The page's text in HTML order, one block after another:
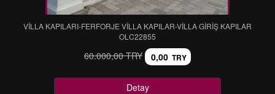
VİLLA KAPILARI-FERFORJE VİLLA KAPILAR-VİLLA GİRİŞ KAPILAR
OLC22855
60.000,00 TRY 0,00 TRY
Detay